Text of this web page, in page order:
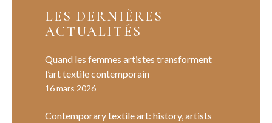
LES DERNIÈRES
ACTUALITÉS
Quand les femmes artistes transforment
l’art textile contemporain
16 mars 2026
Contemporary textile art: history, artists